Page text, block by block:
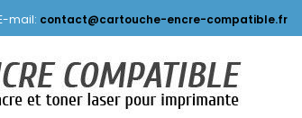
mail: contact@cartouche-encre-compatible.fr